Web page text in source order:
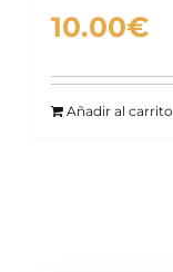
10.00€
Añadir al carrito